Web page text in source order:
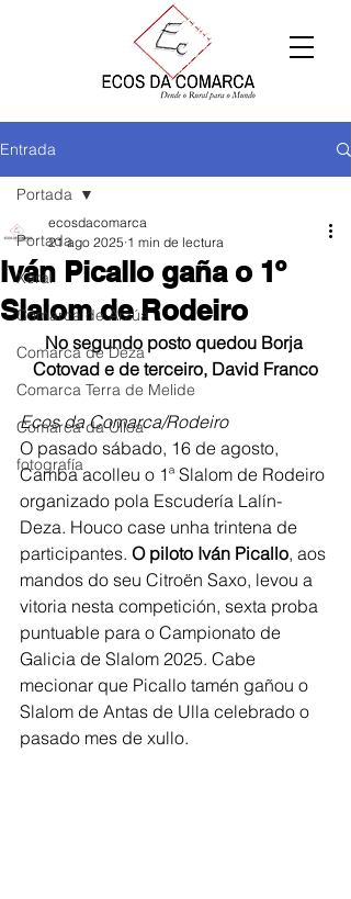
Entrada
Portada
Xeral
Comarca de Arzúa
Comarca de Deza
Comarca Terra de Melide
Comarca da Ulloa
fotografía
Portada
Iván Picallo gaña o 1º
Slalom de Rodeiro
ecosdacomarca
21 ago 2025 1 min de lectura
No segundo posto quedou Borja
Cotovad e de terceiro, David Franco
Ecos da Comarca/Rodeiro
O pasado sábado, 16 de agosto,
Camba acolleu o 1ª Slalom de Rodeiro
organizado pola Escudería Lalín-
Deza. Houco case unha trintena de
participantes. O piloto Iván Picallo, aos
mandos do seu Citroën Saxo, levou a
vitoria nesta competición, sexta proba
puntuable para o Campionato de
Galicia de Slalom 2025. Cabe
mecionar que Picallo tamén gañou o
Slalom de Antas de Ulla celebrado o
pasado mes de xullo.